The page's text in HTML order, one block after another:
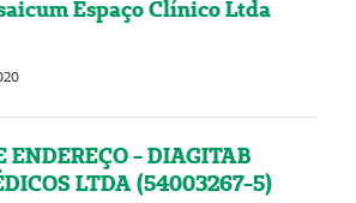
Espaço Clínico Ltda
ENDEREÇO - DIAGITAB
LTDA (54003267-5)